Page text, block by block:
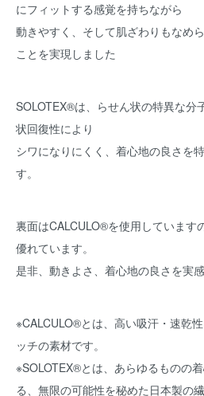
にフィットする感覚を持ちながら
動きやすく、そして肌ざわりもなめ
ことを実現しました
SOLOTEX®は、らせん状の特異な分
状回復性により
シワになりにくく、着心地の良さを
す。
裏面はCALCULO®を使用しています
優れています。
是非、動きよさ、着心地の良さを実
※CALCULO®とは、高い吸汗・速乾
ッチの素材です。
※SOLOTEX®とは、あらゆるものの
る、無限の可能性を秘めた日本製の